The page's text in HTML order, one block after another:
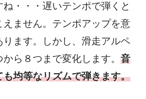
・・・遅いテンポで弾くと
えません。テンポアップを意
ります。しかし、滑走アルペ
ら８つまで変化します。 音
も均等なリズムで弾きます。